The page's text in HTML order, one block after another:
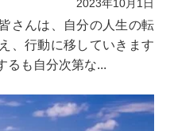
2023年10月1日
さんは、自分の人生の転
、行動に移していきます
るも自分次第な...